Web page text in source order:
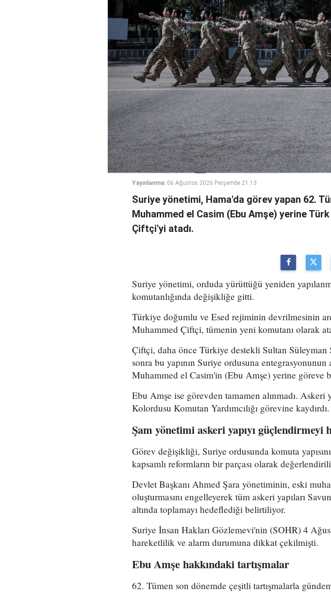
Yayınlanma: 06 Ağustos 2026 Perşembe 21:13
Suriye yönetimi, Hama'da görev yapan 62.
Muhammed el Casim (Ebu Amşe) yerine
Çiftçi'yi atadı.
Suriye yönetimi, orduda yürüttüğü yeniden
komutanlığında değişikliğe gitti.
Türkiye doğumlu ve Esed rejiminin devrilmesinin
Muhammed Çiftçi, tümenin yeni komutanı olarak
Çiftçi, daha önce Türkiye destekli Sultan Süleyman
sonra bu yapının Suriye ordusuna
Muhammed el Casim'in (Ebu Amşe) yerine göreve
Ebu Amşe ise görevden tamamen alınmadı.
Kolordusu Komutan Yardımcılığı görevine kaydırdı.
Şam yönetimi askeri yapıyı güçlendirmeyi
Görev değişikliği, Suriye ordusunda komuta
kapsamlı reformların bir parçası olarak
Devlet Başkanı Ahmed Şara yönetiminin, eski
oluşturmasını engelleyerek tüm askeri yapıları
altında toplamayı hedeflediği belirtiliyor.
Suriye İnsan Hakları Gözlemevi'nin (SOHR) 4
hareketlilik ve alarm durumuna dikkat çekilmişti.
Ebu Amşe hakkındaki tartışmalar
62. Tümen son dönemde çeşitli tartışmalarla